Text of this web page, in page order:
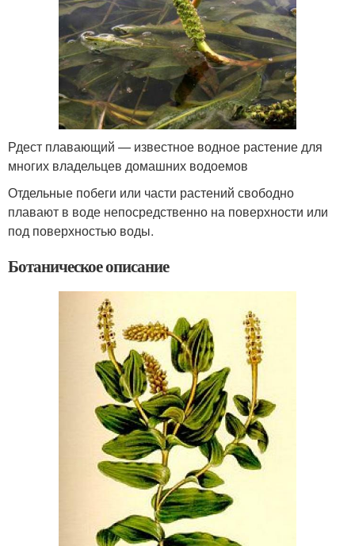
Рдест плавающий — известное водное растение для
многих владельцев домашних водоемов
Отдельные побеги или части растений свободно
плавают в воде непосредственно на поверхности или
под поверхностью воды.
Ботаническое описание